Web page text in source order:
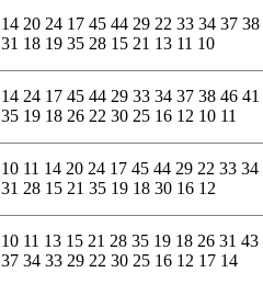
14 20 24 17 45 44 29 22 33 34 37
31 18 19 35 28 15 21 13 11 10
14 24 17 45 44 29 33 34 37 38 46
35 19 18 26 22 30 25 16 12 10 11
10 11 14 20 24 17 45 44 29 22 33
31 28 15 21 35 19 18 30 16 12
10 11 13 15 21 28 35 19 18 26 31
37 34 33 29 22 30 25 16 12 17 14